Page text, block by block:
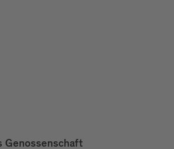
Genossenschaft